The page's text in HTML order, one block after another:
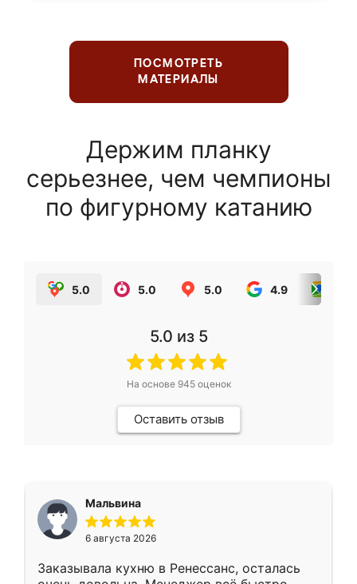
ПОСМОТРЕТЬ
МАТЕРИАЛЫ
Держим планку
серьезнее, чем чемпионы
по фигурному катанию
5.0 5.0 5.0 4.9
5.0 из 5
На основе 945оценок
Оставить отзыв
Мальвина
6 августа 2026
Заказывала кухню в Ренессанс, осталась